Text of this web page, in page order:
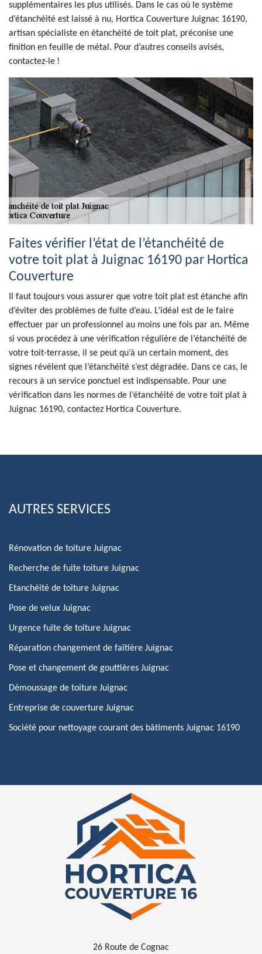
supplémentaires les plus utilisés. Dans le cas où le système
d’étanchéité est laissé à nu, Hortica Couverture Juignac 16190,
artisan spécialiste en étanchéité de toit plat, préconise une
finition en feuille de métal. Pour d’autres conseils avisés,
contactez-le !
Faites vérifier l’état de l’étanchéité de
votre toit plat à Juignac 16190 par Hortica
Couverture
Il faut toujours vous assurer que votre toit plat est étanche afin
d’éviter des problèmes de fuite d’eau. L’idéal est de le faire
effectuer par un professionnel au moins une fois par an. Même
si vous procédez à une vérification régulière de l’étanchéité de
votre toit-terrasse, il se peut qu’à un certain moment, des
signes révèlent que l’étanchéité s’est dégradée. Dans ce cas, le
recours à un service ponctuel est indispensable. Pour une
vérification dans les normes de l’étanchéité de votre toit plat à
Juignac 16190, contactez Hortica Couverture.
AUTRES SERVICES
Rénovation de toiture Juignac
Recherche de fuite toiture Juignac
Etanchéité de toiture Juignac
Pose de velux Juignac
Urgence fuite de toiture Juignac
Réparation changement de faîtière Juignac
Pose et changement de gouttières Juignac
Démoussage de toiture Juignac
Entreprise de couverture Juignac
Société pour nettoyage courant des bâtiments Juignac 16190
26 Route de Cognac